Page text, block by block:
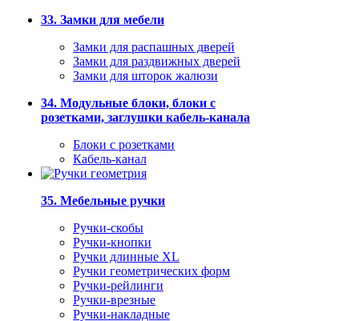
33. Замки для мебели
Замки для распашных дверей
Замки для раздвижных дверей
Замки для шторок жалюзи
34. Модульные блоки, блоки с
розетками, заглушки кабель-канала
Блоки с розетками
Кабель-канал
35. Мебельные ручки
Ручки-скобы
Ручки-кнопки
Ручки длинные XL
Ручки геометрических форм
Ручки-рейлинги
Ручки-врезные
Ручки-накладные